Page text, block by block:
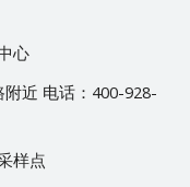
心
近 电话：400-928-
样点